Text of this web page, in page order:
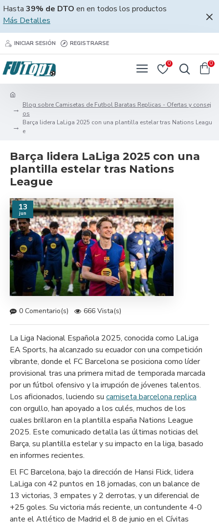
Hasta 39% de DTO en en todos los productos
Más Detalles
INICIAR SESIÓN REGISTRARSE
0 0
Blog sobre Camisetas de Futbol Baratas Replicas - Ofertas y consej
os
Barça lidera LaLiga 2025 con una plantilla estelar tras Nations Leagu
e
Barça lidera LaLiga 2025 con una
plantilla estelar tras Nations
League
13
jun
0 Comentario(s) 666 Vista(s)
La Liga Nacional Española 2025, conocida como LaLiga
EA Sports, ha alcanzado su ecuador con una competición
vibrante, donde el FC Barcelona se posiciona como líder
provisional tras una primera mitad de temporada marcada
por un fútbol ofensivo y la irrupción de jóvenes talentos.
Los aficionados, luciendo su camiseta barcelona replica
con orgullo, han apoyado a los culés, muchos de los
cuales brillaron en la plantilla españa Nations League
2025. Este comunicado detalla las últimas noticias del
Barça, su plantilla estelar y su impacto en la liga, basado
en informes recientes.
El FC Barcelona, bajo la dirección de Hansi Flick, lidera
LaLiga con 42 puntos en 18 jornadas, con un balance de
13 victorias, 3 empates y 2 derrotas, y un diferencial de
+25 goles. Su victoria más reciente, un contundente 4-0
ante el Atlético de Madrid el 8 de junio en el Cívitas